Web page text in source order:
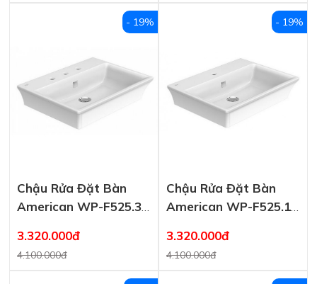
Chậu Rửa Đặt Bàn
American WP-F525.3H
3.320.000đ
4.100.000đ
- 19%
Chậu Rửa Đặt Bàn
American WP-F525.1H
3.320.000đ
4.100.000đ
- 19%